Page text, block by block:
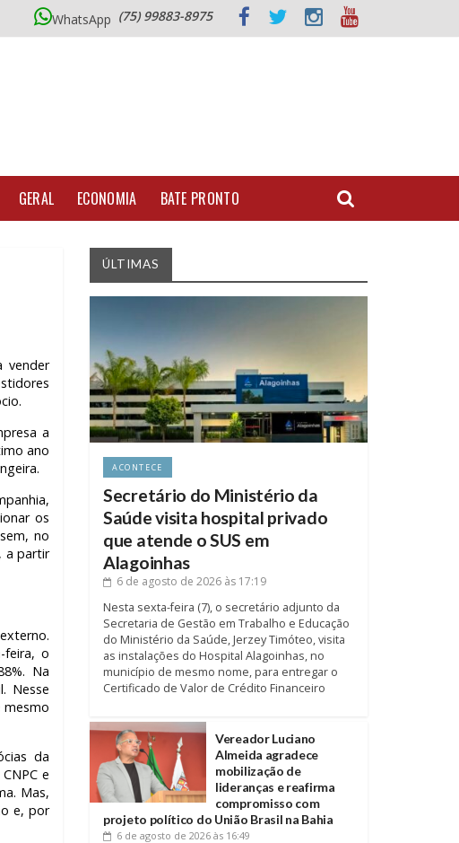
WhatsApp (75) 99883-8975
GERAL ECONOMIA BATE PRONTO
vender
a
ano
os
no
a partir
feira, o
Na
Nesse
mesmo
da
e
Mas,
e, por
ÚLTIMAS
ACONTECE
Secretário do Ministério da
Saúde visita hospital privado
que atende o SUS em
Alagoinhas
6 de agosto de 2026 às 17:19
Nesta sexta-feira (7), o secretário adjunto da
Secretaria de Gestão em Trabalho e Educação
do Ministério da Saúde, Jerzey Timóteo, visita
as instalações do Hospital Alagoinhas, no
município de mesmo nome, para entregar o
Certificado de Valor de Crédito Financeiro
Vereador Luciano
Almeida agradece
mobilização de
lideranças e reafirma
compromisso com
projeto político do União Brasil na Bahia
6 de agosto de 2026 às 16:49